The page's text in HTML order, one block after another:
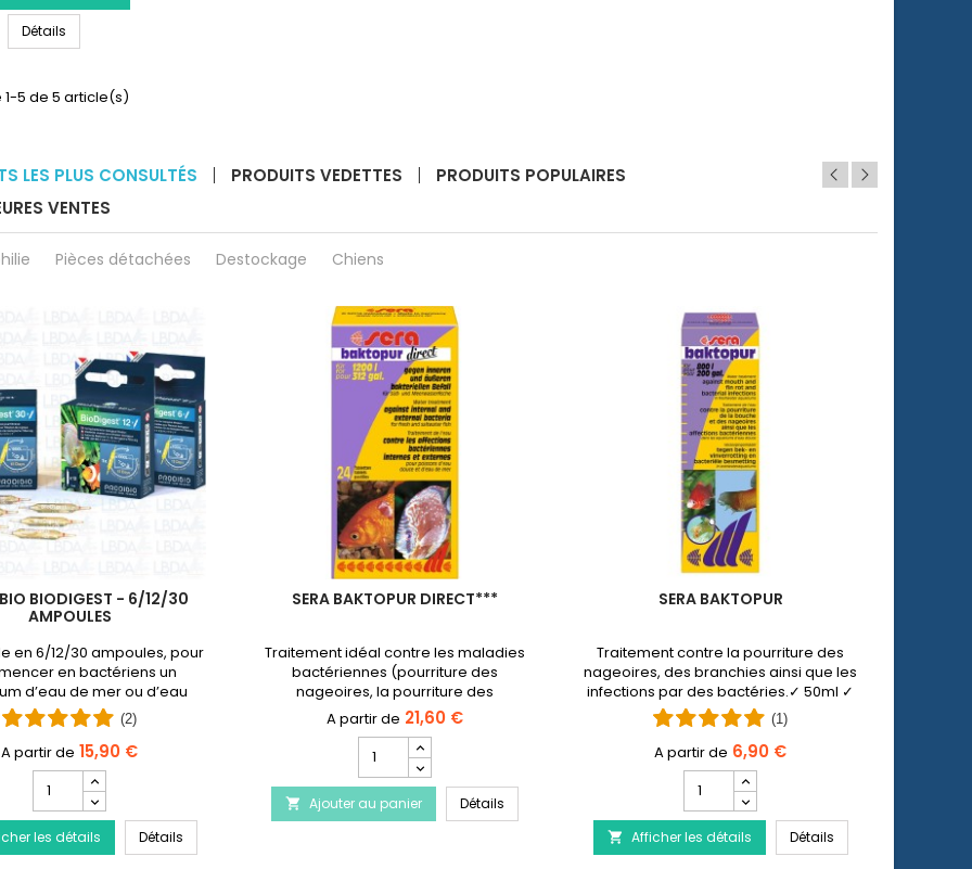
HOBBY
Poster
de
pour
DétailsHOBBY Poster de fond pour Aquarium Bleu/Noir
5 de 5 article(s)
LES PLUS CONSULTÉS PRODUITS VEDETTES
PRODUITS POPULAIRES
VENTES
Pièces détachées Destockage Chiens
de la maladie du Discus
BIODIGEST - 6/12/30
AMPOULES
en 6/12/30 ampoules, pour
en bactériens un
d’eau de mer ou d’eau
douce.
(2)
15,90 €
quantité
du
produit
PRODIBIO
les détails DétailsPRODIBIO BioDigest - 6/12/30 Ampoules
SERA BAKTOPUR DIRECT***
Traitement idéal contre les maladies
bactériennes (pourriture des
nageoires, la pourriture des
branchies) ainsi que les infections par
des bactéries.Produit arrêté et
remplacé par Baktopur liquide
21,60 €
quantité
du
produit
SERA
 Ajouter au panier Détails
SERA BAKTOPUR
Traitement contre la pourriture des
nageoires, des branchies ainsi que les
infections par des bactéries.✓ 50ml ✓
100 ml ✓ 500 ml.(1)
6,90 €
quantité
du
produit
SERA
 Afficher les détails DétailsSERA Baktopur